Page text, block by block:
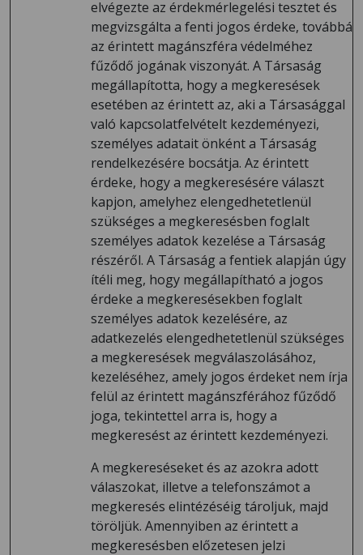
elvégezte az érdekmérlegelési tesztet és
megvizsgálta a fenti jogos érdeke, továbbá
az érintett magánszféra védelméhez
fűződő jogának viszonyát. A Társaság
megállapította, hogy a megkeresések
esetében az érintett az, aki a Társasággal
való kapcsolatfelvételt kezdeményezi,
személyes adatait önként a Társaság
rendelkezésére bocsátja. Az érintett
érdeke, hogy a megkeresésére választ
kapjon, amelyhez elengedhetetlenül
szükséges a megkeresésben foglalt
személyes adatok kezelése a Társaság
részéről. A Társaság a fentiek alapján úgy
ítéli meg, hogy megállapítható a jogos
érdeke a megkeresésekben foglalt
személyes adatok kezelésére, az
adatkezelés elengedhetetlenül szükséges
a megkeresések megválaszolásához,
kezeléséhez, amely jogos érdeket nem írja
felül az érintett magánszférához fűződő
joga, tekintettel arra is, hogy a
megkeresést az érintett kezdeményezi.
A megkereséseket és az azokra adott
válaszokat, illetve a telefonszámot a
megkeresés elintézéséig tároljuk, majd
töröljük. Amennyiben az érintett a
megkeresésben előzetesen jelzi